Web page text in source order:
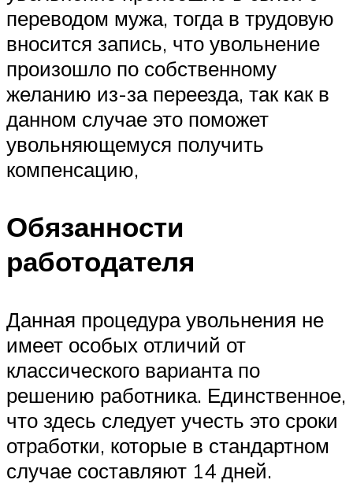
переводом мужа, тогда в трудовую
вносится запись, что увольнение
произошло по собственному
желанию из-за переезда, так как в
данном случае это поможет
увольняющемуся получить
компенсацию,
Обязанности
работодателя
Данная процедура увольнения не
имеет особых отличий от
классического варианта по
решению работника. Единственное,
что здесь следует учесть это сроки
отработки, которые в стандартном
случае составляют 14 дней.